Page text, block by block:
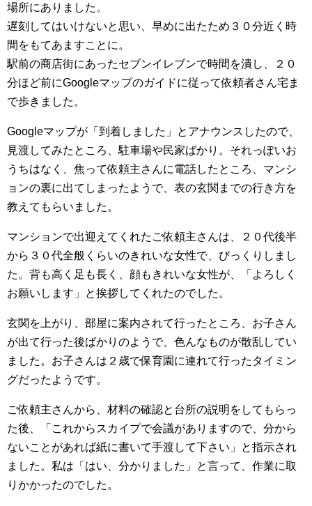
場所にありました。
遅刻してはいけないと思い、早めに出たため３０分近く時
間をもてあますことに。
駅前の商店街にあったセブンイレブンで時間を潰し、２０
分ほど前にGoogleマップのガイドに従って依頼者さん宅ま
で歩きました。
Googleマップが「到着しました」とアナウンスしたので、
見渡してみたところ、駐車場や民家ばかり。それっぽいお
うちはなく、焦って依頼主さんに電話したところ、マンシ
ョンの裏に出てしまったようで、表の玄関までの行き方を
教えてもらいました。
マンションで出迎えてくれたご依頼主さんは、２０代後半
から３０代全般くらいのきれいな女性で、びっくりしまし
た。背も高く足も長く、顔もきれいな女性が、「よろしく
お願いします」と挨拶してくれたのでした。
玄関を上がり、部屋に案内されて行ったところ、お子さん
が出て行った後ばかりのようで、色んなものが散乱してい
ました。お子さんは２歳で保育園に連れて行ったタイミン
グだったようです。
ご依頼主さんから、材料の確認と台所の説明をしてもらっ
た後、「これからスカイプで会議がありますので、分から
ないことがあれば紙に書いて手渡して下さい」と指示され
ました。私は「はい、分かりました」と言って、作業に取
りかかったのでした。